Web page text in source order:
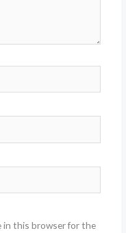
in this browser for the